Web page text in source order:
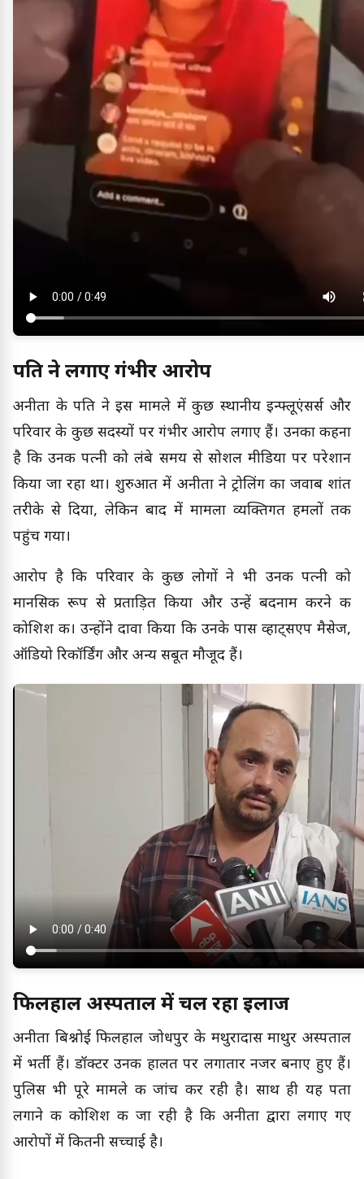
पति ने लगाए गंभीर आरोप
अनीता के पति ने इस मामले में कुछ स्थानीय इन्फ्लूएंसर्स और
परिवार के कुछ सदस्यों पर गंभीर आरोप लगाए हैं। उनका कहना
है कि उनकी पत्नी को लंबे समय से सोशल मीडिया पर परेशान
किया जा रहा था। शुरुआत में अनीता ने ट्रोलिंग का जवाब शांत
तरीके से दिया, लेकिन बाद में मामला व्यक्तिगत हमलों तक
पहुंच गया।
आरोप है कि परिवार के कुछ लोगों ने भी उनकी पत्नी को
मानसिक रूप से प्रताड़ित किया और उन्हें बदनाम करने की
कोशिश की। उन्होंने दावा किया कि उनके पास व्हाट्सएप मैसेज,
ऑडियो रिकॉर्डिंग और अन्य सबूत मौजूद हैं।
फिलहाल अस्पताल में चल रहा इलाज
अनीता बिश्नोई फिलहाल जोधपुर के मथुरादास माथुर अस्पताल
में भर्ती हैं। डॉक्टर उनकी हालत पर लगातार नजर बनाए हुए हैं।
पुलिस भी पूरे मामले की जांच कर रही है। साथ ही यह पता
लगाने की कोशिश की जा रही है कि अनीता द्वारा लगाए गए
आरोपों में कितनी सच्चाई है।